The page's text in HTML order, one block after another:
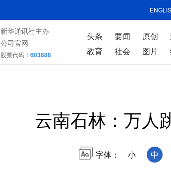
新华通讯社主办
公司官网
股票代码： 603888
头条 要闻 原创
教育
社会 图片
云南石林：万人
字体： 小 中